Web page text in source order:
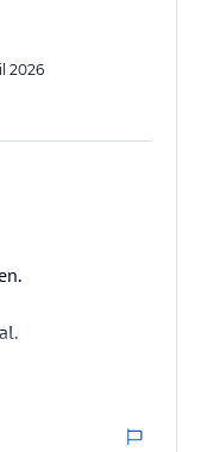
2026